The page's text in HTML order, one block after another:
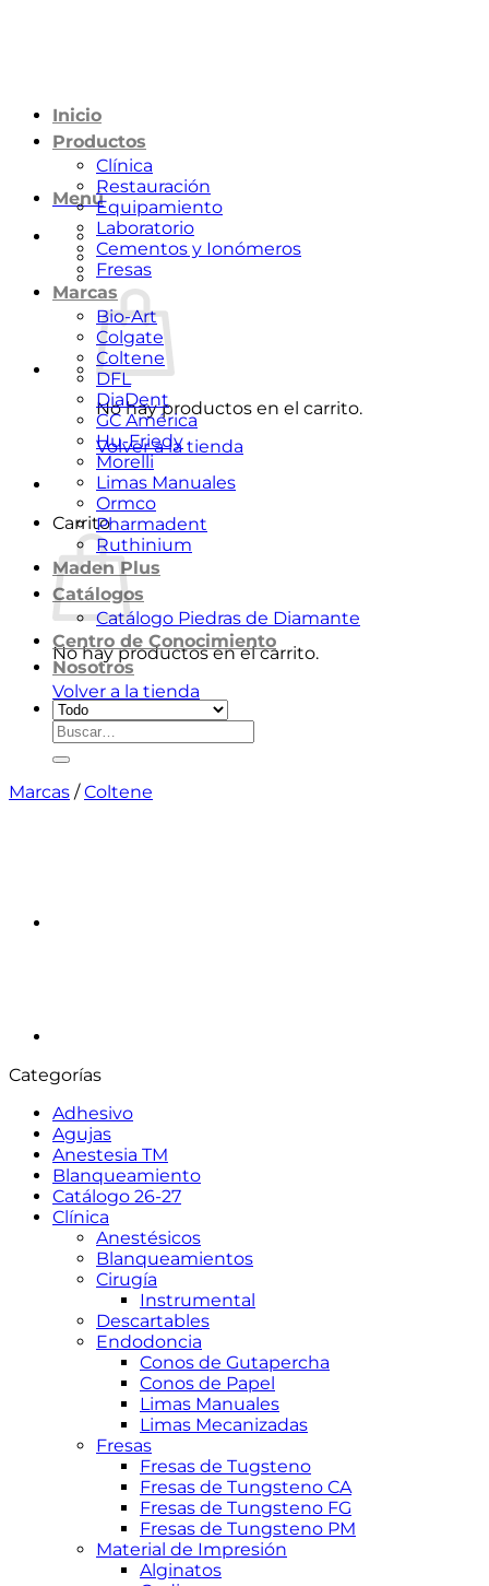
Menú
No hay productos en el carrito.
Volver a la tienda
Carrito
No hay productos en el carrito.
Volver a la tienda
Inicio
Productos
Clínica
Restauración
Equipamiento
Laboratorio
Cementos y Ionómeros
Fresas
Marcas
Bio-Art
Colgate
Coltene
DFL
DiaDent
GC América
Hu-Friedy
Morelli
Limas Manuales
Ormco
Pharmadent
Ruthinium
Maden Plus
Catálogos
Catálogo Piedras de Diamante
Centro de Conocimiento
Nosotros
Buscar
por:
Marcas / Coltene
Categorías
Adhesivo
Agujas
Anestesia TM
Blanqueamiento
Catálogo 26-27
Clínica
Anestésicos
Blanqueamientos
Cirugía
Instrumental
Descartables
Endodoncia
Conos de Gutapercha
Conos de Papel
Limas Manuales
Limas Mecanizadas
Fresas
Fresas de Tugsteno
Fresas de Tungsteno CA
Fresas de Tungsteno FG
Fresas de Tungsteno PM
Material de Impresión
Alginatos